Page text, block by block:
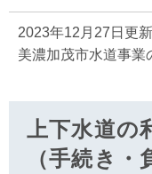
2023年12月27日更新
美濃加茂市水道事業
上下水道の
（手続き・